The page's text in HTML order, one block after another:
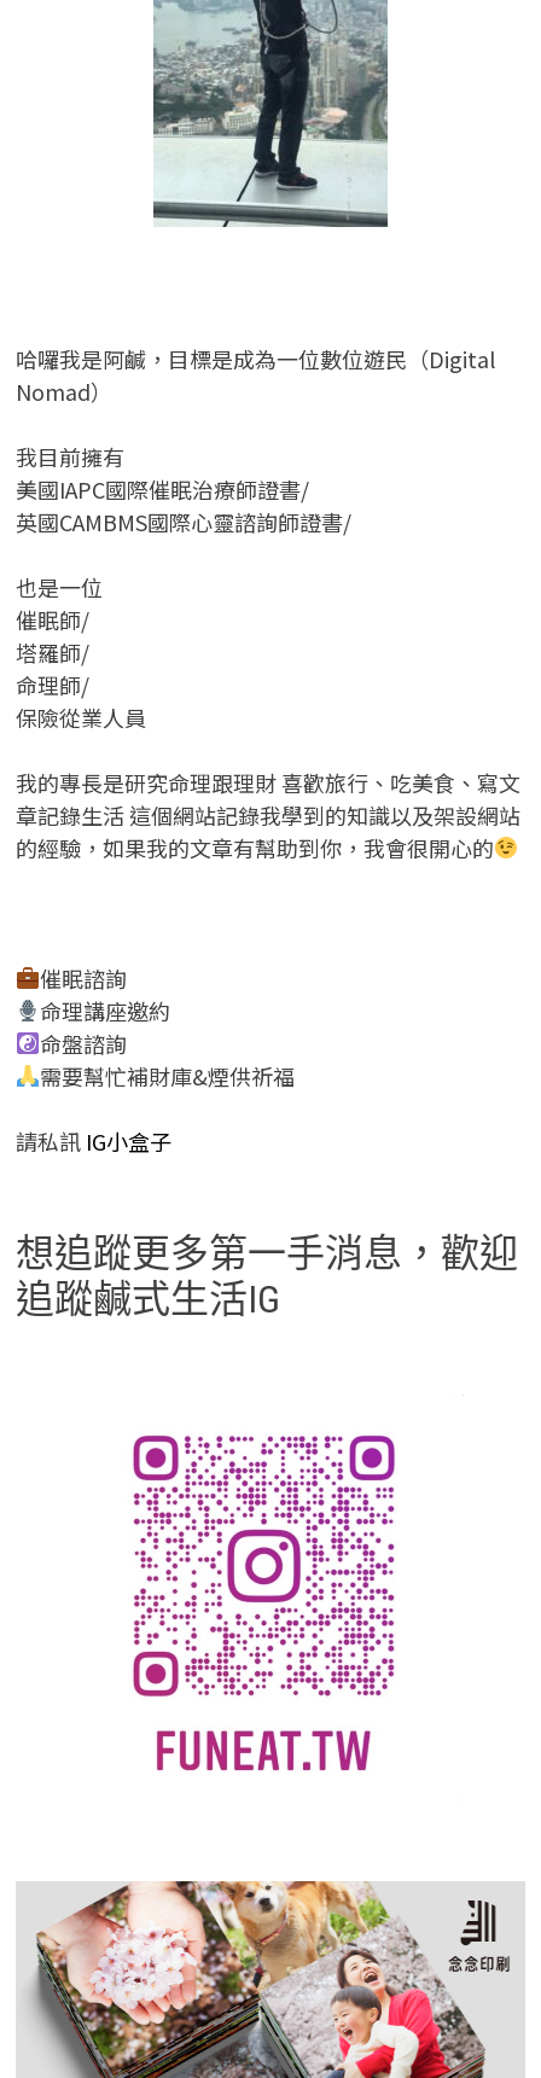
哈囉我是阿鹹，目標是成為一位數位遊民（Digital
Nomad）
我目前擁有
美國IAPC國際催眠治療師證書/
英國CAMBMS國際心靈諮詢師證書/
也是一位
催眠師/
塔羅師/
命理師/
保險從業人員
我的專長是研究命理跟理財 喜歡旅行、吃美食、寫文
章記錄生活 這個網站記錄我學到的知識以及架設網站
的經驗，如果我的文章有幫助到你，我會很開心的
催眠諮詢
命理講座邀約
命盤諮詢
需要幫忙補財庫&煙供祈福
請私訊IG小盒子
想追蹤更多第一手消息，歡迎
追蹤鹹式生活IG